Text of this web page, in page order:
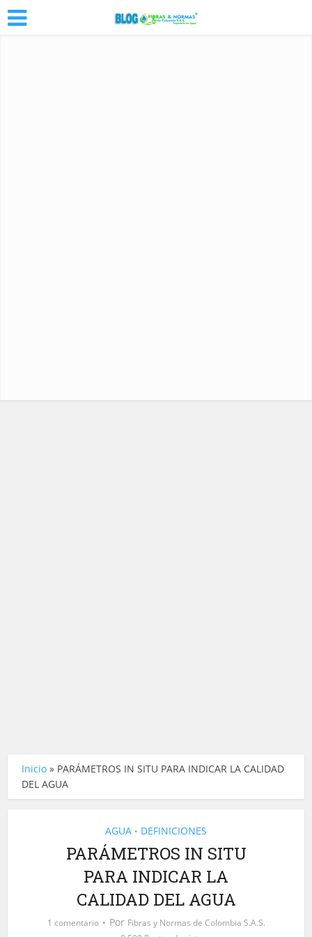
Inicio » PARÁMETROS IN SITU PARA INDICAR LA CALIDAD
DEL AGUA
AGUA • DEFINICIONES
PARÁMETROS IN SITU
PARA INDICAR LA
CALIDAD DEL AGUA
1 comentario Por Fibras y Normas de Colombia S.A.S.